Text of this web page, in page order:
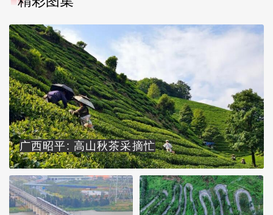
广西昭平: 高山秋茶采摘忙